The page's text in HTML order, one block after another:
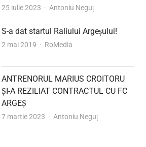
25 iulie 2023 Author
Antoniu Neguț
S-a dat startul Raliului Argeșului!
2 mai 2019 Author
RoMedia
ANTRENORUL MARIUS CROITORU
ȘI-A REZILIAT CONTRACTUL CU FC
ARGEȘ
7 martie 2023 Author
Antoniu Neguț